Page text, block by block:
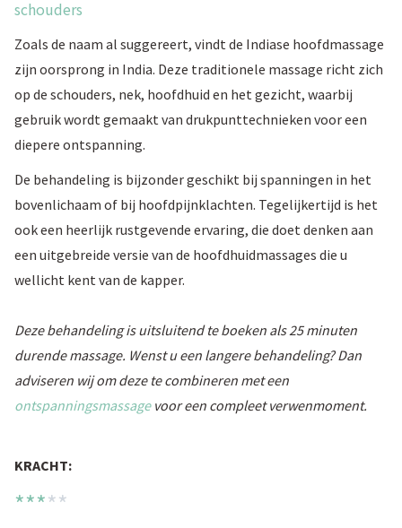
schouders
Zoals de naam al suggereert, vindt de Indiase hoofdmassage
zijn oorsprong in India. Deze traditionele massage richt zich
op de schouders, nek, hoofdhuid en het gezicht, waarbij
gebruik wordt gemaakt van drukpunttechnieken voor een
diepere ontspanning.
De behandeling is bijzonder geschikt bij spanningen in het
bovenlichaam of bij hoofdpijnklachten. Tegelijkertijd is het
ook een heerlijk rustgevende ervaring, die doet denken aan
een uitgebreide versie van de hoofdhuidmassages die u
wellicht kent van de kapper.
Deze behandeling is uitsluitend te boeken als 25 minuten
durende massage. Wenst u een langere behandeling? Dan
adviseren wij om deze te combineren met een
ontspanningsmassage voor een compleet verwenmoment.
KRACHT:
*****